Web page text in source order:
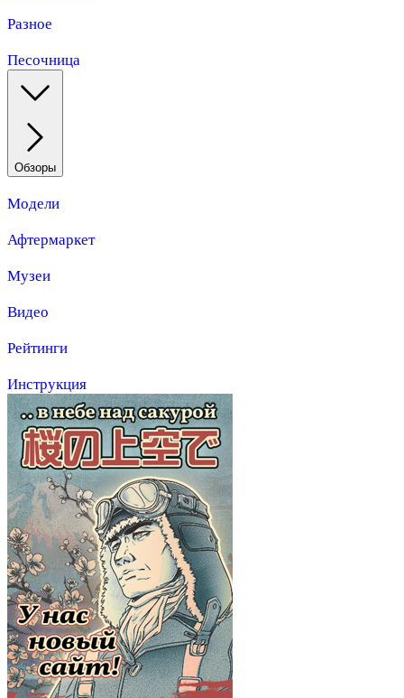
Разное
Песочница
Обзоры
Модели
Афтермаркет
Музеи
Видео
Рейтинги
Инструкция